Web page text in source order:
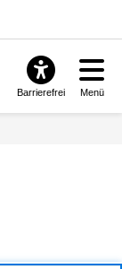
Barrierefrei Menü